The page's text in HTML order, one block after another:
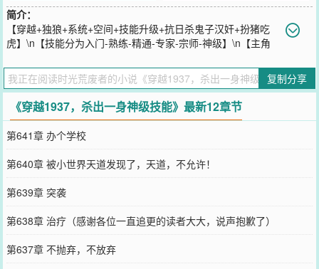
简介：
【穿越+独狼+系统+空间+技能升级+抗日杀鬼子汉奸+扮猪吃
虎】\n【技能分为入门-熟练-精通-专家-宗师-神级】\n【主角
村！\n鬼子的药店，杀了，抢！\n鬼子的医院，杀了，抢！\n鬼子的银
行，杀了，抢！\n鬼子的军火库，杀了，抢！\n鬼子的老婆，杀了，
强！\n鬼子，杀了，暴尸荒野！\n...\n百姓看到汉奸，躲着暗骂！\n林
远看到汉奸，掏枪瞄准！\n嘭...\n全家都是汉奸？全屠了！\n...
您要是觉得《 穿越1937，杀出一身神级技能
向您QQ群和微博微信里的朋友推荐哦！
复制分享
《穿越1937，杀出一身神级技能》最新12章节
第641章 办个学校
第640章 被小世界天道发现了，天道，不允许！
第639章 突袭
第638章 治疗（感谢各位一直追更的读者大大，说声抱歉了）
第637章 不抛弃，不放弃